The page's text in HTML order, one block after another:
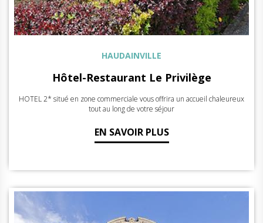
HAUDAINVILLE
Hôtel-Restaurant Le Privilège
HOTEL 2* situé en zone commerciale vous offrira un accueil chaleureux
tout au long de votre séjour
EN SAVOIR PLUS